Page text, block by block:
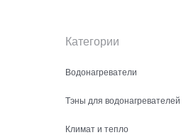
Категории
Водонагреватели
Тэны для водонагревателей
Климат и тепло